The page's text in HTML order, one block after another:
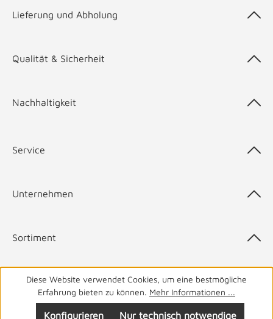
Lieferung und Abholung
Qualität & Sicherheit
Nachhaltigkeit
Service
Unternehmen
Sortiment
Top-Marken
Diese Website verwendet Cookies, um eine bestmögliche
Erfahrung bieten zu können. Mehr Informationen ...
Nur technisch notwendige
Konfigurieren